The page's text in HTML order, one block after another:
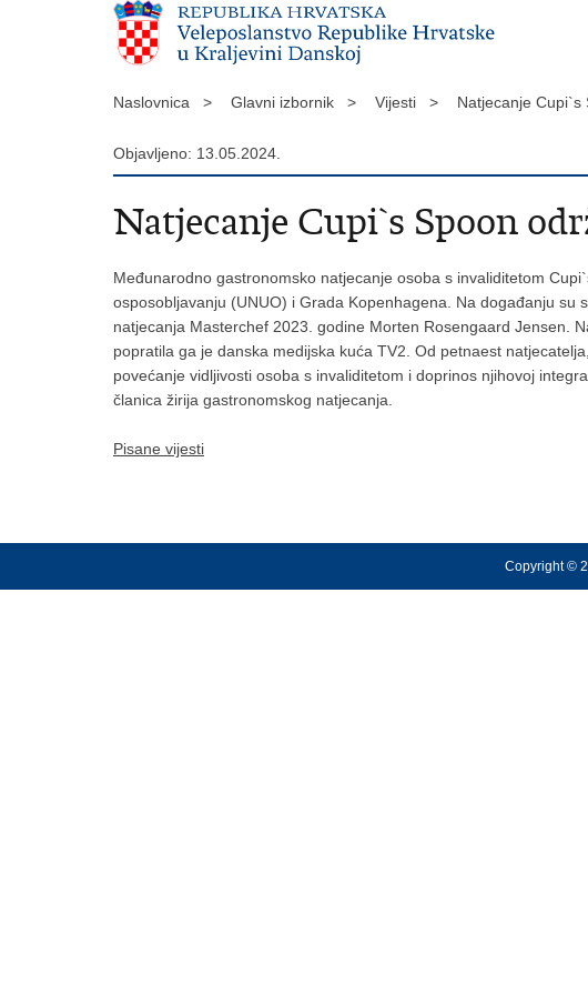
Naslovnica > Glavni izbornik > Vijesti > Natjecanje
Objavljeno: 13.05.2024.
Natjecanje Cupi`s Spoon
Međunarodno gastronomsko natjecanje osoba s invaliditetom
osposobljavanju (UNUO) i Grada Kopenhagena. Na događanju
natjecanja Masterchef 2023. godine Morten Rosengaard Jensen.
popratila ga je danska medijska kuća TV2. Od petnaest
povećanje vidljivosti osoba s invaliditetom i doprinos njihovoj
članica žirija gastronomskog natjecanja.
Pisane vijesti
Copyright ©